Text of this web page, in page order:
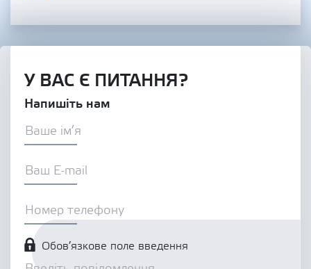
У ВАС Є ПИТАННЯ?
Напишіть нам
Обов’язкове поле введення